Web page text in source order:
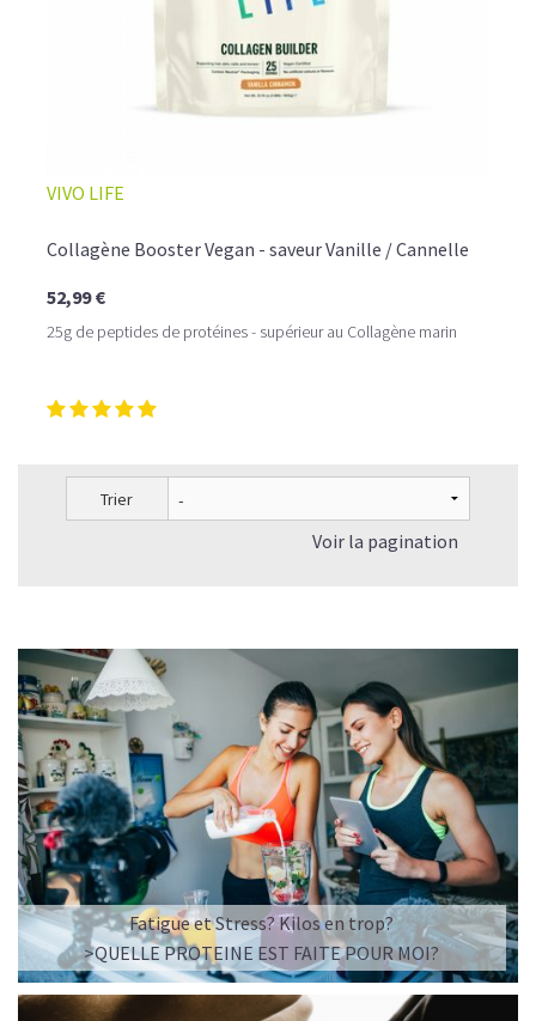
VIVO LIFE
Collagène Booster Vegan - saveur Vanille / Cannelle
52,99 €
25g de peptides de protéines - supérieur au Collagène marin
Trier
Voir la pagination
Fatigue et Stress? Kilos en trop?
>QUELLE PROTEINE EST FAITE POUR MOI?